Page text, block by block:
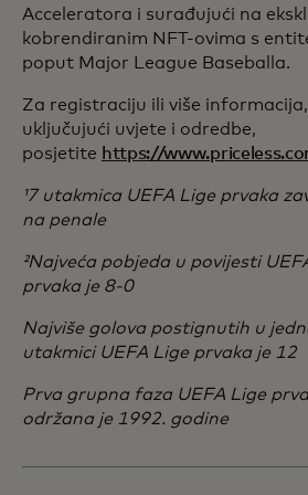
Acceleratora i surađujući na
kobrendiranim NFT-ovima s
poput Major League Baseballa.
Za registraciju ili više informacija,
uključujući uvjete i odredbe,
posjetite https://
¹7 utakmica UEFA Lige prvaka
na penale
²Najveća pobjeda u povijesti
prvaka je 8-0
Najviše golova postignutih u
utakmici UEFA Lige prvaka je 12
Prva grupna faza UEFA Lige
održana je 1992. godine